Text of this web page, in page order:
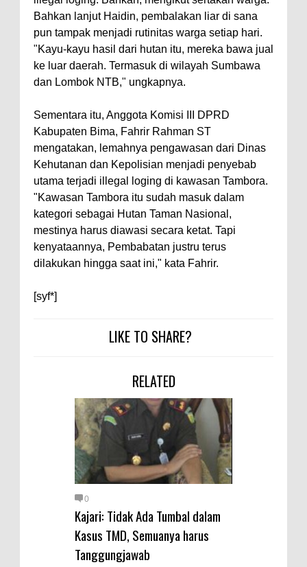
Raperda Pertanggungjawaban
Pelaksanaan APBD Kota Bima
Pimpin Upacara HUT
Bhayangkara Ke-80, Kapolres
Ibadah, Kepercayaan Rakyat
Landasan Utama
Kado HUT Bhayangkara Ke-80,
Kapolres Bima Pimpin Kenaikan
Pangkat 42 Personel
Bakti Sosial Bhayangkara Ke-80,
Satsamapta Polres Bima Bantu
Warga Dena Hadapi Krisis Air
Diamankan Bersama 23 Poket
SIGAPUAN dan Ikhtiar Kota Bima
Menjemput Korban Kekerasan
Bahkan lanjut Haidin, pembalakan liar di sana
pun tampak menjadi rutinitas warga setiap hari.
"Kayu-kayu hasil dari hutan itu, mereka bawa jual
ke luar daerah. Termasuk di wilayah Sumbawa
dan Lombok NTB," ungkapnya.
Sementara itu, Anggota Komisi III DPRD
Kabupaten Bima, Fahrir Rahman ST
mengatakan, lemahnya pengawasan dari Dinas
Kehutanan dan Kepolisian menjadi penyebab
utama terjadi illegal loging di kawasan Tambora.
"Kawasan Tambora itu sudah masuk dalam
kategori sebagai Hutan Taman Nasional,
mestinya harus diawasi secara ketat. Tapi
kenyataannya, Pembabatan justru terus
dilakukan hingga saat ini," kata Fahrir.
[syf*]
LIKE TO SHARE?
RELATED
0
Kajari: Tidak Ada Tumbal dalam
Kasus TMD, Semuanya harus
Tanggungjawab